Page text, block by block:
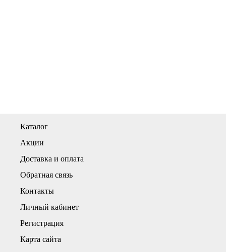
Каталог
Акции
Доставка и оплата
Обратная связь
Контакты
Личный кабинет
Регистрация
Карта сайта